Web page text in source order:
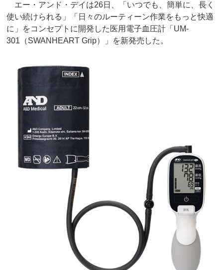
エー・アンド・デイは26日、「いつでも、簡単に、長く
使い続けられる」「日々のルーティーン作業をもっと快適
に」をコンセプトに開発した医用電子血圧計「UM-
301（SWANHEART Grip）」を新発売した。